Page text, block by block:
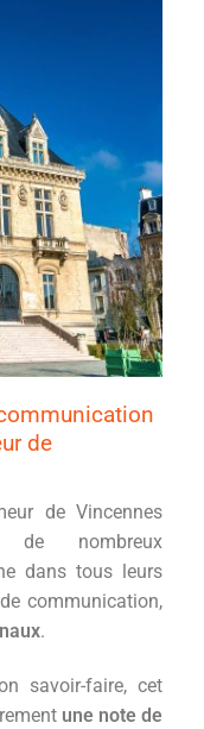
de
de Vincennes
de nombreux
dans tous leurs
communication,
.
savoir-faire, cet
une note de